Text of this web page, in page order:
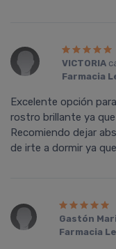
VICTORIA
Farmacia
Excelente opción
rostro brillante ya
Recomiendo dejar
de irte a dormir ya
Gastón
Farmacia